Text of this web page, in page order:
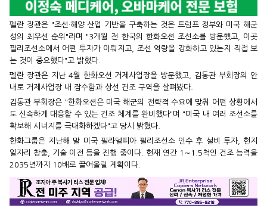
펠란 장관은 "조선·해양 산업 기반을 구축하는 것은 트럼프 정부와 미국 해군
성의 최우선 순위"라며 "3개월 전 한국의 한화오션 조선소를 방문했고, 이곳
필리조선소에서 어떤 투자가 이뤄지고, 조선 역량을 강화하고 있는지 직접 보
는 것이 중요했다"고 밝혔다.
펠란 장관은 지난 4월 한화오션 거제사업장을 방문했고, 김동관 부회장의 안
내로 거제사업장 내 잠수함과 상선 건조 구역을 살펴봤다.
김동관 부회장은 "한화오션은 미국 해군의 전략적 수요에 맞춰 어떤 상황에서
도 신속하게 대응할 수 있는 건조 체계를 완비했다"며 "미국 내 여러 조선소를
확보해 시너지를 극대화하겠다"고 당시 밝혔다.
한화그룹은 지난해 말 미국 필라델피아 필리조선소 인수 후 설비 투자, 현지
일자리 창출, 기술 이전 등을 진행 중이다. 현재 연간 1∼1.5척인 건조 능력을
2035년까지 10배로 끌어올릴 계획이다.